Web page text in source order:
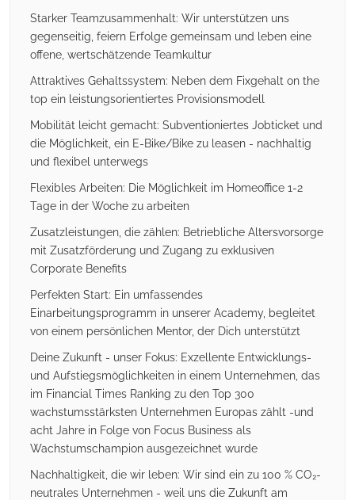
Starker Teamzusammenhalt: Wir unterstützen uns
gegenseitig, feiern Erfolge gemeinsam und leben eine
offene, wertschätzende Teamkultur
Attraktives Gehaltssystem: Neben dem Fixgehalt on the
top ein leistungsorientiertes Provisionsmodell
Mobilität leicht gemacht: Subventioniertes Jobticket und
die Möglichkeit, ein E-Bike/Bike zu leasen - nachhaltig
und flexibel unterwegs
Flexibles Arbeiten: Die Möglichkeit im Homeoffice 1-2
Tage in der Woche zu arbeiten
Zusatzleistungen, die zählen: Betriebliche Altersvorsorge
mit Zusatzförderung und Zugang zu exklusiven
Corporate Benefits
Perfekten Start: Ein umfassendes
Einarbeitungsprogramm in unserer Academy, begleitet
von einem persönlichen Mentor, der Dich unterstützt
Deine Zukunft - unser Fokus: Exzellente Entwicklungs-
und Aufstiegsmöglichkeiten in einem Unternehmen, das
im Financial Times Ranking zu den Top 300
wachstumsstärksten Unternehmen Europas zählt -und
acht Jahre in Folge von Focus Business als
Wachstumschampion ausgezeichnet wurde
Nachhaltigkeit, die wir leben: Wir sind ein zu 100 % CO₂-
neutrales Unternehmen - weil uns die Zukunft am